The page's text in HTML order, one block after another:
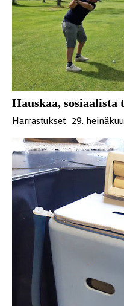
Hauskaa, sosiaalista
Harrastukset 29.